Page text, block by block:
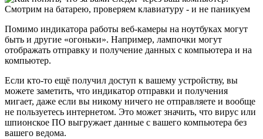
Помимо индикатора работы веб-камеры на ноутбуках могут
быть и другие «огоньки». Например, лампочки могут
отображать отправку и получение данных с компьютера и на
компьютер.
Если кто-то ещё получил доступ к вашему устройству, вы
можете заметить, что индикатор отправки и получения
мигает, даже если вы никому ничего не отправляете и вообще
не пользуетесь интернетом. Это может значить, что вирус или
шпионское ПО выгружает данные с вашего компьютера без
вашего ведома.